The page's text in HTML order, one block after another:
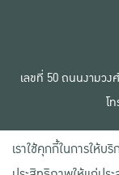
เลขที่ 50 ถนนงามวง
โ
เราใช้คุกกี้ในการให้บ